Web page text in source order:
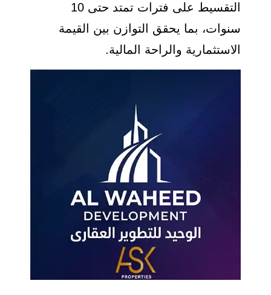
التقسيط على فترات تمتد حتى 10
سنوات، بما يحقق التوازن بين القيمة
الاستثمارية والراحة المالية.